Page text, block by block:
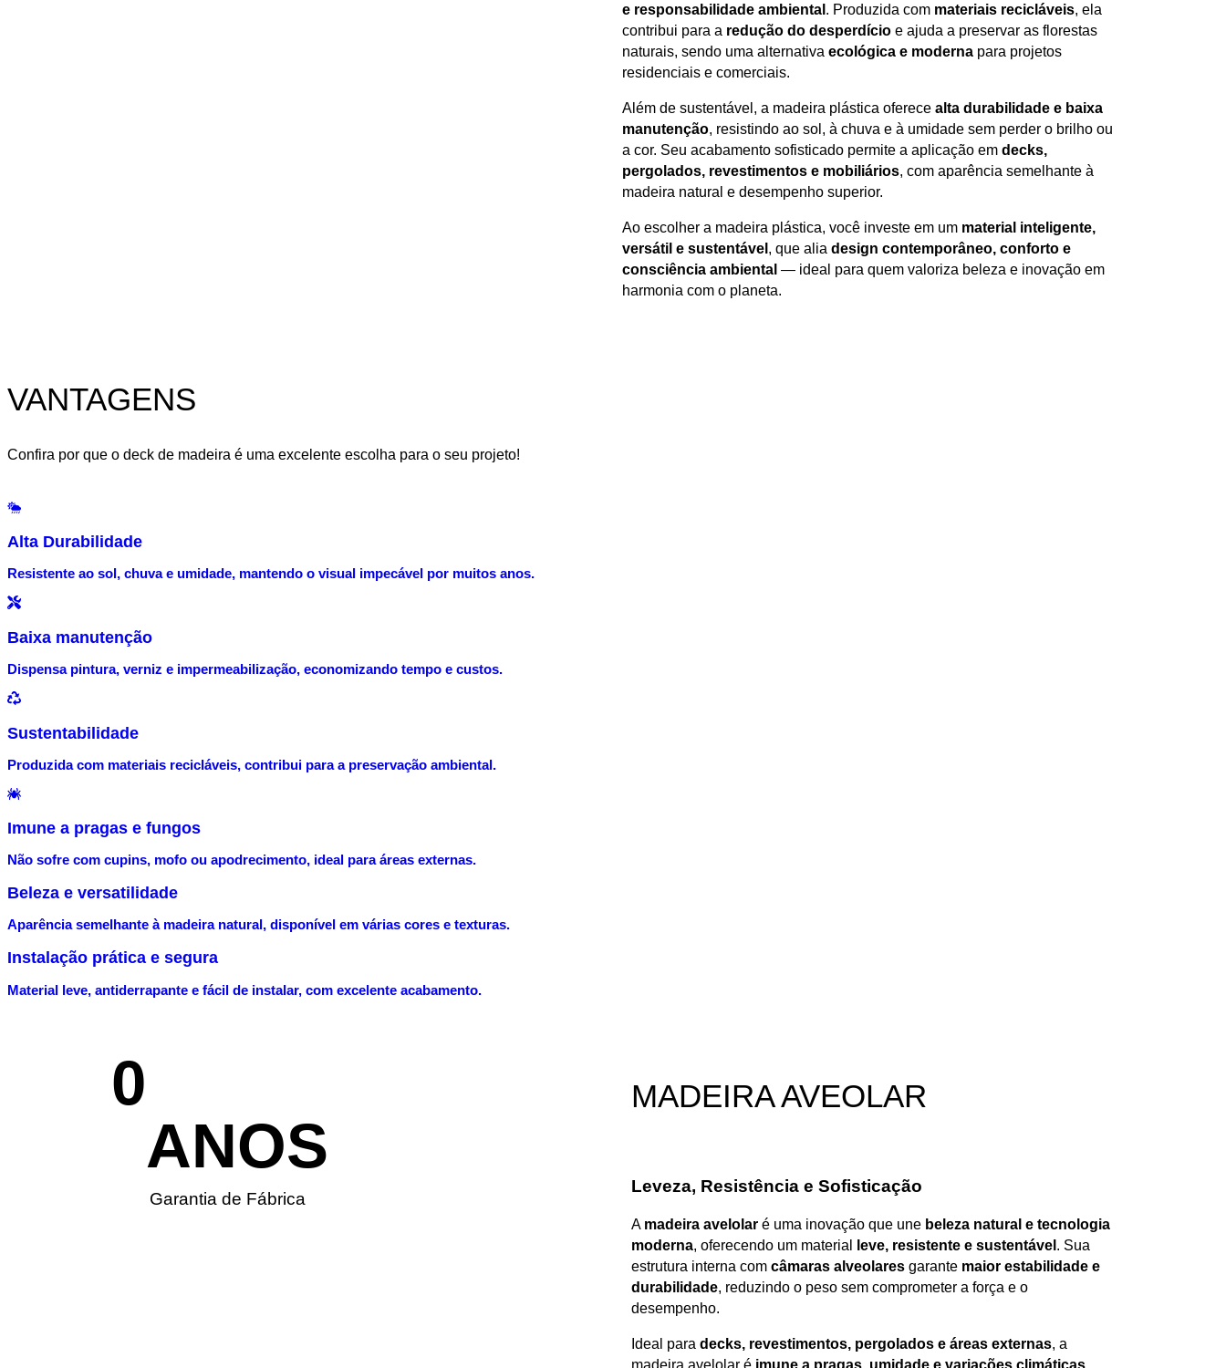
e responsabilidade ambiental . Produzida com materiais recicláveis, ela
contribui para a redução do desperdício e ajuda a preservar as florestas
naturais, sendo uma alternativa ecológica e moderna para projetos
residenciais e comerciais.
Além de sustentável, a madeira plástica oferece alta durabilidade e baixa
manutenção, resistindo ao sol, à chuva e à umidade sem perder o brilho ou
a cor. Seu acabamento sofisticado permite a aplicação em decks,
pergolados, revestimentos e mobiliários, com aparência semelhante à
madeira natural e desempenho superior.
Ao escolher a madeira plástica, você investe em um material inteligente,
versátil e sustentável , que alia design contemporâneo, conforto e
consciência ambiental — ideal para quem valoriza beleza e inovação em
harmonia com o planeta.
VANTAGENS
Confira por que o deck de madeira é uma excelente escolha para o seu projeto!
Alta Durabilidade
Resistente ao sol, chuva e umidade, mantendo o visual impecável por muitos anos.
Baixa manutenção
Dispensa pintura, verniz e impermeabilização, economizando tempo e custos.
Sustentabilidade
Produzida com materiais recicláveis, contribui para a preservação ambiental.
Imune a pragas e fungos
Não sofre com cupins, mofo ou apodrecimento, ideal para áreas externas.
Beleza e versatilidade
Aparência semelhante à madeira natural, disponível em várias cores e texturas.
Instalação prática e segura
Material leve, antiderrapante e fácil de instalar, com excelente acabamento.
Garantia de Fábrica
0
ANOS
MADEIRAAVEOLAR
Leveza, Resistência e Sofisticação
A madeira avelolar é uma inovação que une beleza natural e tecnologia
moderna, oferecendo um material leve, resistente e sustentável . Sua
estrutura interna com câmaras alveolares garante maior estabilidade e
durabilidade, reduzindo o peso sem comprometer a força e o
desempenho.
Ideal para decks, revestimentos, pergolados e áreas externas, a
madeira avelolar é imune a pragas, umidade e variações climáticas